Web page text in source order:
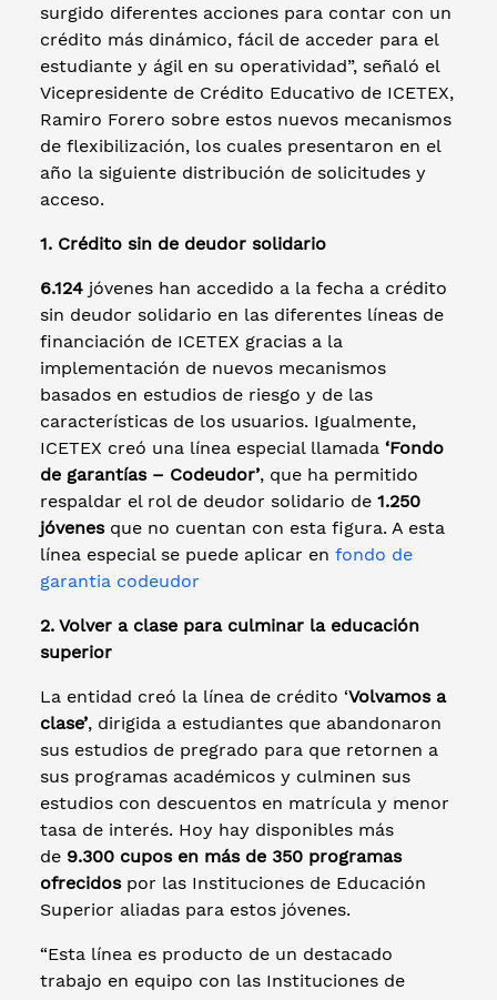
surgido diferentes acciones para contar con un
crédito más dinámico, fácil de acceder para el
estudiante y ágil en su operatividad”, señaló el
Vicepresidente de Crédito Educativo de ICETEX,
Ramiro Forero sobre estos nuevos mecanismos
de flexibilización, los cuales presentaron en el
año la siguiente distribución de solicitudes y
acceso.
1. Crédito sin de deudor solidario
6.124 jóvenes han accedido a la fecha a crédito
sin deudor solidario en las diferentes líneas de
financiación de ICETEX gracias a la
implementación de nuevos mecanismos
basados en estudios de riesgo y de las
características de los usuarios. Igualmente,
ICETEX creó una línea especial llamada ‘Fondo
de garantías – Codeudor’, que ha permitido
respaldar el rol de deudor solidario de 1.250
jóvenesque no cuentan con esta figura. A esta
línea especial se puede aplicar en fondo de
garantia codeudor
2. Volver a clase para culminar la educación
superior
La entidad creó la línea de crédito ‘Volvamos a
clase’, dirigida a estudiantes que abandonaron
sus estudios de pregrado para que retornen a
sus programas académicos y culminen sus
estudios con descuentos en matrícula y menor
tasa de interés. Hoy hay disponibles más
de 9.300 cupos en más de 350 programas
ofrecidospor las Instituciones de Educación
Superior aliadas para estos jóvenes.
“Esta línea es producto de un destacado
trabajo en equipo con las Instituciones de